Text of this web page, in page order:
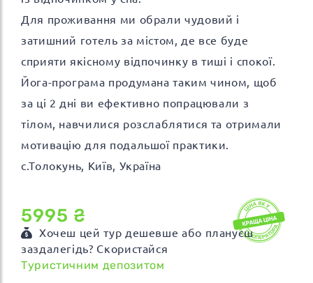
Для проживання ми обрали чудовий і
затишний готель за містом, де все буде
сприяти якісному відпочинку в тиші і спокої.
Йога-програма продумана таким чином, щоб
за ці 2 дні ви ефективно попрацювали з
тілом, навчилися розслаблятися та отримали
мотивацію для подальшої практики.
с.Толокунь, Київ, Україна
5995 ₴
Хочеш цей тур дешевше або плануєш
заздалегідь? Скористайся
Туристичним депозитом